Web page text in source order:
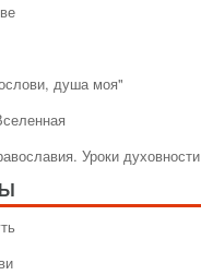
душа моя"
Уроки духовности